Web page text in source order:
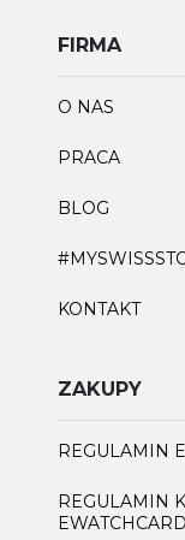
FIRMA
O NAS
PRACA
BLOG
KONTAKT
ZAKUPY
REGULAMIN
REGULAMIN
EWATCHCARD